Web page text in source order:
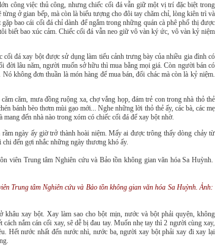
công việc thủ công, nhưng chiếc cối đá vẫn giữ một vị trí đặc biệt trong
ở gian bếp, mà còn là biểu tượng cho đôi tay chăm chỉ, lòng kiên trì và
bao cái cối đá chỉ dành để ngắm trong những quán cà phê phố thị được
biết bao xúc cảm. Chiếc cối đá vẫn neo giữ vô vàn ký ức, vô vàn kỷ niệm
đá xay bột được sử dụng làm tiểu cảnh trưng bày của nhiều gia đình có
đời lâu năm, người muốn sở hữu thì mua bằng mọi giá. Còn người bán có
không đơn thuần là món hàng để mua bán, đổi chác mà còn là kỷ niệm.
căm, mưa đồng ruộng xa, chợ vắng họp, đám trẻ con trong nhà thỏ thẻ
bánh bèo thơm mùi gạo mới... Nghe những lời thỏ thẻ ấy, các bà, các mẹ
đến nhà nào trong xóm có chiếc cối đá để xay bột nhờ.
ngày ấy giờ trở thành hoài niệm. Mấy ai được trông thấy dòng chảy từ
đến gợi nhắc những ngày thương khó ấy.
Trung tâm Nghiên cứu và Bảo tồn không gian văn hóa Sa Huỳnh. Ảnh:
xay bột. Xay làm sao cho bột mịn, nước và bột phải quyện, không
nắm cán cối xay, sẽ dễ bị đau tay. Muốn nhẹ tay thì 2 người cùng xay,
Hết nước nhất đến nước nhì, nước ba, người xay bột phải xay đi xay lại